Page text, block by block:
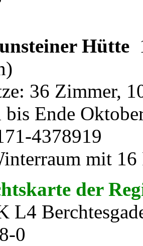
Hütte
36 Zimmer,
Ende
4378919
mit 16
der
L4
0